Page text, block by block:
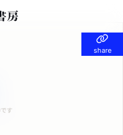
share
share